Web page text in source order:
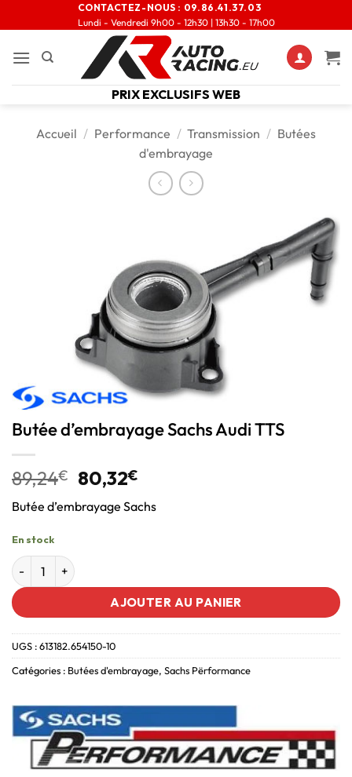
CONTACTEZ-NOUS : 09.86.41.37.03
Lundi - Vendredi 9h00 - 12h30 | 13h30 - 17h00
PRIX EXCLUSIFS WEB
Accueil / Performance / Transmission / Butées
d'embrayage
Butée d’embrayage Sachs Audi TTS
89,24€ 80,32€
Butée d’embrayage Sachs
En stock
AJOUTER AU PANIER
UGS :613182.654150-10
Catégories : Butées d'embrayage, Sachs Përformance